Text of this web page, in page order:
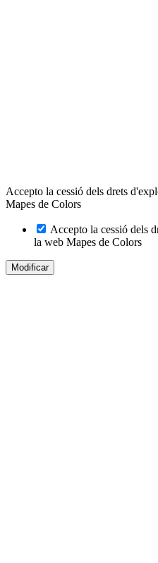
Accepto la cessió dels drets
Mapes de Colors
Accepto la cessió dels
la web Mapes de Colors